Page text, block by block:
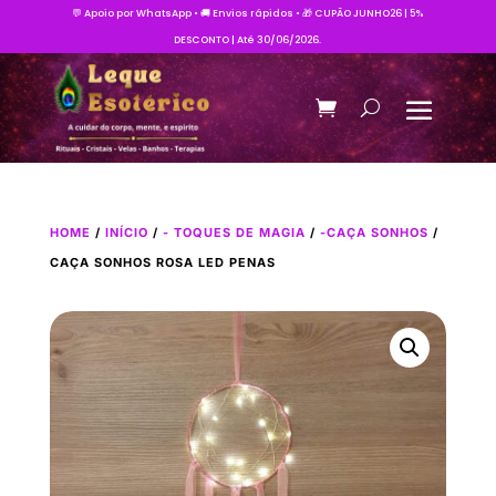
💬 Apoio por WhatsApp • 🚚 Envios rápidos • 🎁 CUPÃO JUNHO26 | 5%
DESCONTO | Até 30/06/2026.
HOME / INÍCIO / - TOQUES DE MAGIA / -CAÇA SONHOS /
CAÇA SONHOS ROSA LED PENAS